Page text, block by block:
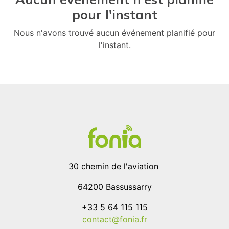
pour l'instant
Nous n'avons trouvé aucun événement planifié pour
l'instant.
30 chemin de l'aviation
64200 Bassussarry
+33 5 64 115 115
contact@fonia.fr